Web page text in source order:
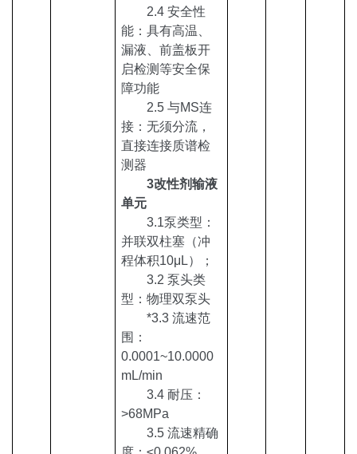
2.4 安全性
能：具有高温、
漏液、前盖板开
启检测等安全保
障功能
2.5 与MS连
接：无须分流，
直接连接质谱检
测器
3改性剂输液
单元
3.1泵类型：
并联双柱塞（冲
程体积10μL）；
3.2 泵头类
型：物理双泵头
*3.3 流速范
围：
0.0001~10.0000
mL/min
3.4 耐压：
>68MPa
3.5 流速精确